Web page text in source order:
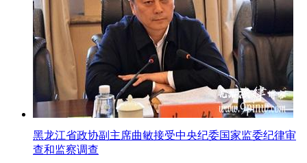
黑龙江省政协副主席曲敏接受中央纪委国家监委纪律审
查和监察调查